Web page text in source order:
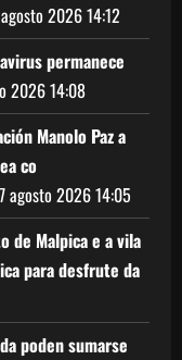
202614:12
permanece
202614:08
Manolo Paz a
co
7 agosto 202614:05
de Malpica e a vila
para desfrute da
poden sumarse